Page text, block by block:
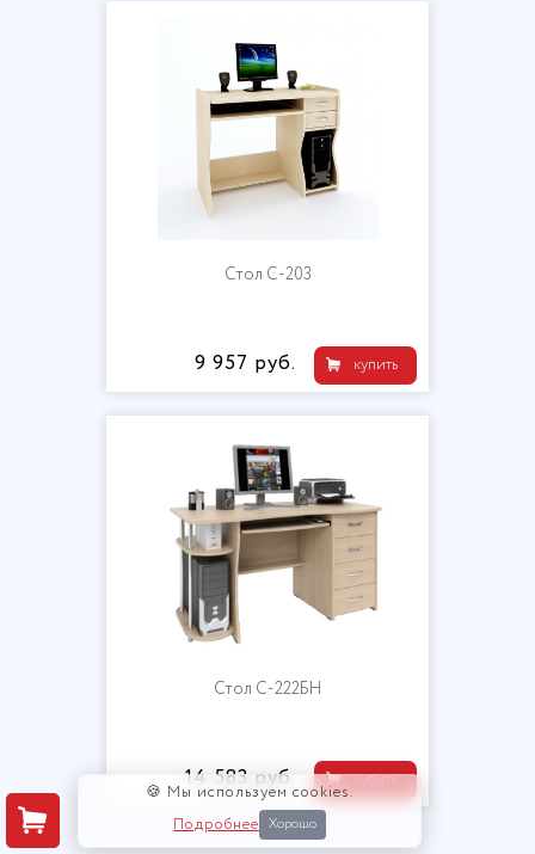
Стол С-203
купить
9 957 руб.
Стол С-222БН
купить
14 583 руб.
🍪 Мы используем cookies.
Подробнее Хорошо